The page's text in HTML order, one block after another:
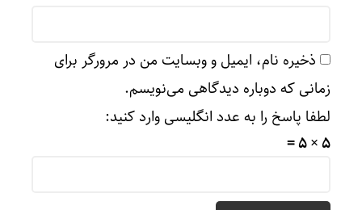
ذخیره نام، ایمیل و وبسایت من در مرورگر برای
زمانی که دوباره دیدگاهی می‌نویسم.
لطفا پاسخ را به عدد انگلیسی وارد کنید:
5 × 5 =